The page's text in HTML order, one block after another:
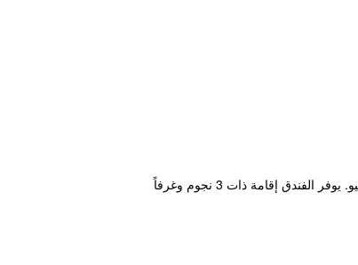
يقع هذا الفندق على بعد خمس دقائق تنزهاً من Shinagawa Seaside Train Station، ولذلك يعد قاعدة مثالية أثناء زيارة مدينة طوكيو. يوفر الفندق إقامة ذات 3 نجوم وغرفاً